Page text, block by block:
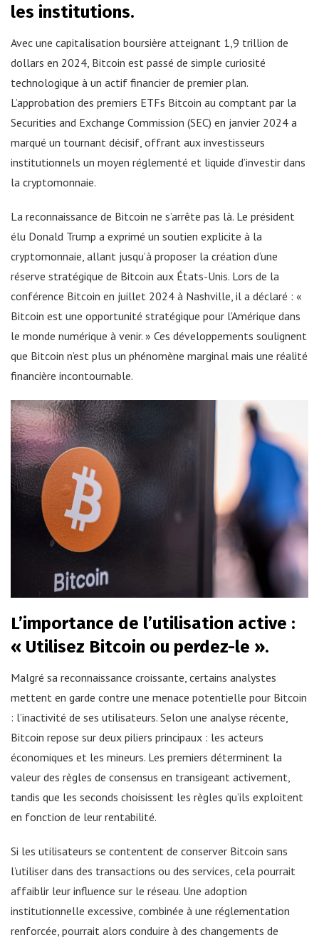
les institutions.
Avec une capitalisation boursière atteignant 1,9 trillion de
dollars en 2024, Bitcoin est passé de simple curiosité
technologique à un actif financier de premier plan.
L’approbation des premiers ETFs Bitcoin au comptant par la
Securities and Exchange Commission (SEC) en janvier 2024 a
marqué un tournant décisif, offrant aux investisseurs
institutionnels un moyen réglementé et liquide d’investir dans
la cryptomonnaie.
La reconnaissance de Bitcoin ne s’arrête pas là. Le président
élu Donald Trump a exprimé un soutien explicite à la
cryptomonnaie, allant jusqu’à proposer la création d’une
réserve stratégique de Bitcoin aux États-Unis. Lors de la
conférence Bitcoin en juillet 2024 à Nashville, il a déclaré : «
Bitcoin est une opportunité stratégique pour l’Amérique dans
le monde numérique à venir. » Ces développements soulignent
que Bitcoin n’est plus un phénomène marginal mais une réalité
financière incontournable.
L’importance de l’utilisation active :
« Utilisez Bitcoin ou perdez-le ».
Malgré sa reconnaissance croissante, certains analystes
mettent en garde contre une menace potentielle pour Bitcoin
: l’inactivité de ses utilisateurs. Selon une analyse récente,
Bitcoin repose sur deux piliers principaux : les acteurs
économiques et les mineurs. Les premiers déterminent la
valeur des règles de consensus en transigeant activement,
tandis que les seconds choisissent les règles qu’ils exploitent
en fonction de leur rentabilité.
Si les utilisateurs se contentent de conserver Bitcoin sans
l’utiliser dans des transactions ou des services, cela pourrait
affaiblir leur influence sur le réseau. Une adoption
institutionnelle excessive, combinée à une réglementation
renforcée, pourrait alors conduire à des changements de